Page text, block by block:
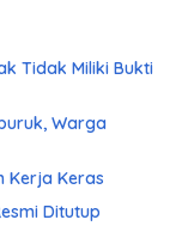
Tidak Miliki Bukti
Warga
Kerja Keras
Ditutup